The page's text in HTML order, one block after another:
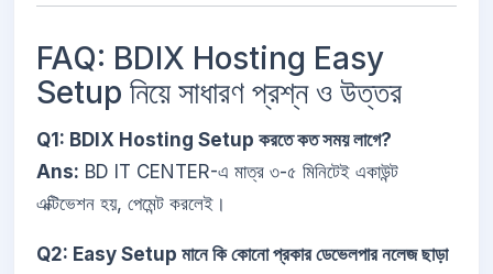
FAQ: BDIX Hosting Easy
Setup নিয়ে সাধারণ প্রশ্ন ও উত্তর
Q1: BDIX Hosting Setup করতে কত সময় লাগে?
Ans: BD IT CENTER-এ মাত্র ৩-৫ মিনিটেই একাউন্ট
এক্টিভেশন হয়, পেমেন্ট করলেই।
Q2: Easy Setup মানে কি কোনো প্রকার ডেভেলপার নলেজ ছাড়া